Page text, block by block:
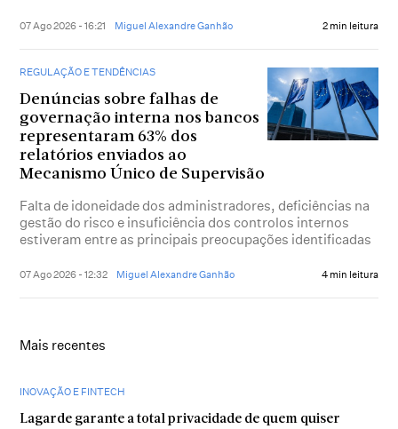
07 Ago 2026 - 16:21 Miguel Alexandre Ganhão 2 min leitura
REGULAÇÃO E TENDÊNCIAS
Denúncias sobre falhas de
governação interna nos bancos
representaram 63% dos
relatórios enviados ao
Mecanismo Único de Supervisão
Falta de idoneidade dos administradores, deficiências na
gestão do risco e insuficiência dos controlos internos
estiveram entre as principais preocupações identificadas
07 Ago 2026 - 12:32 Miguel Alexandre Ganhão 4 min leitura
Mais recentes
INOVAÇÃO E FINTECH
Lagarde garante a total privacidade de quem quiser